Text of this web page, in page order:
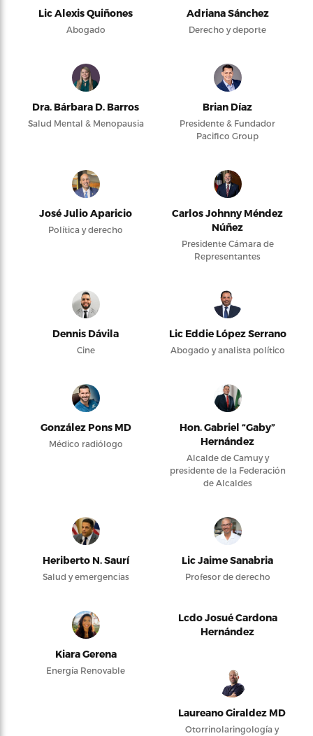
Lic Alexis Quiñones
Abogado
Adriana Sánchez
Derecho y deporte
Dra. Bárbara D. Barros
Salud Mental & Menopausia
Brian Díaz
Presidente & Fundador
Pacifico Group
José Julio Aparicio
Política y derecho
Carlos Johnny Méndez
Núñez
Presidente Cámara de
Representantes
Dennis Dávila
Cine
Lic Eddie López Serrano
Abogado y analista político
González Pons MD
Médico radiólogo
Hon. Gabriel “Gaby”
Hernández
Alcalde de Camuy y
presidente de la Federación
de Alcaldes
Heriberto N. Saurí
Salud y emergencias
Lic Jaime Sanabria
Profesor de derecho
Kiara Gerena
Energía Renovable
Lcdo Josué Cardona
Hernández
Laureano Giraldez MD
Otorrinolaringología y